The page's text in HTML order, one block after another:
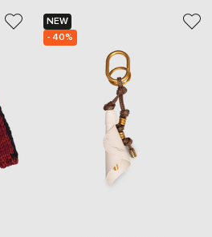
NEW
- 40%